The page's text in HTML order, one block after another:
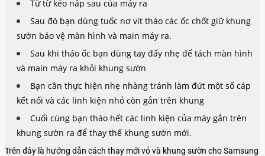
Từ từ kéo nắp sau của máy ra
Sau đó bạn dùng tuốc nơ vít tháo các ốc chốt giữ khung
sườn bảo vệ màn hình và main máy ra.
Sau khi tháo ốc bạn dùng tay đẩy nhẹ để tách màn hình
và main máy ra khỏi khung sườn
Bạn cần thực hiện nhẹ nhàng tránh làm đứt một số cáp
kết nối và các linh kiện nhỏ còn gắn trên khung
Cuối cùng bạn tháo hết các linh kiện của máy gắn trên
khung sườn ra để thay thế khung sườn mới.
Trên đây là hướng dẫn cách thay mới vỏ và khung sườn cho Samsung